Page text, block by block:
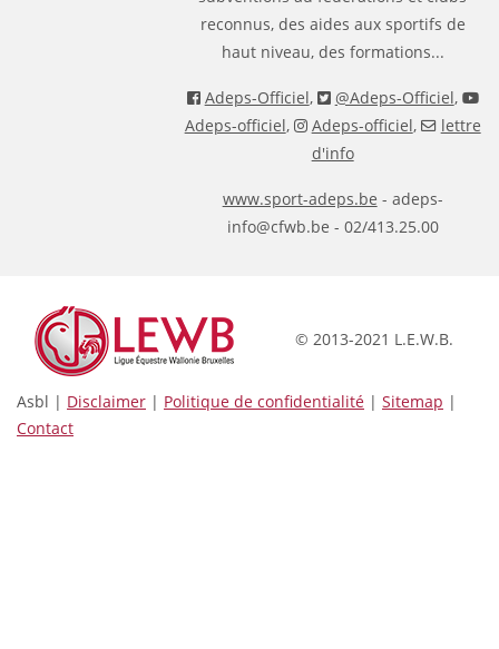
reconnus, des aides aux sportifs de
haut niveau, des formations...
Adeps-Officiel, @Adeps-Officiel,
Adeps-officiel, Adeps-officiel,
lettre
d'info
www.sport-adeps.be - adeps-
info@cfwb.be - 02/413.25.00
© 2013-2021 L.E.W.B.
Asbl | Disclaimer | Politique de confidentialité | Sitemap |
Contact